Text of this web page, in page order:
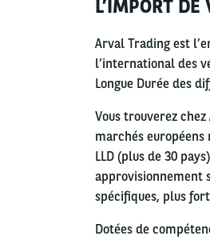
LeftL’IMPORT
Arval Trading est
l’international des
Longue Durée des
Vous trouverez
marchés
LLD (plus de 30
approvisionnement
spécifiques, plus
Dotées de